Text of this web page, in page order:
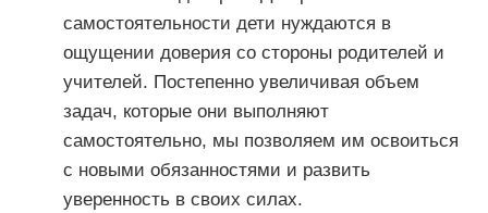
самостоятельности дети нуждаются в
ощущении доверия со стороны родителей и
учителей. Постепенно увеличивая объем
задач, которые они выполняют
самостоятельно, мы позволяем им освоиться
с новыми обязанностями и развить
уверенность в своих силах.